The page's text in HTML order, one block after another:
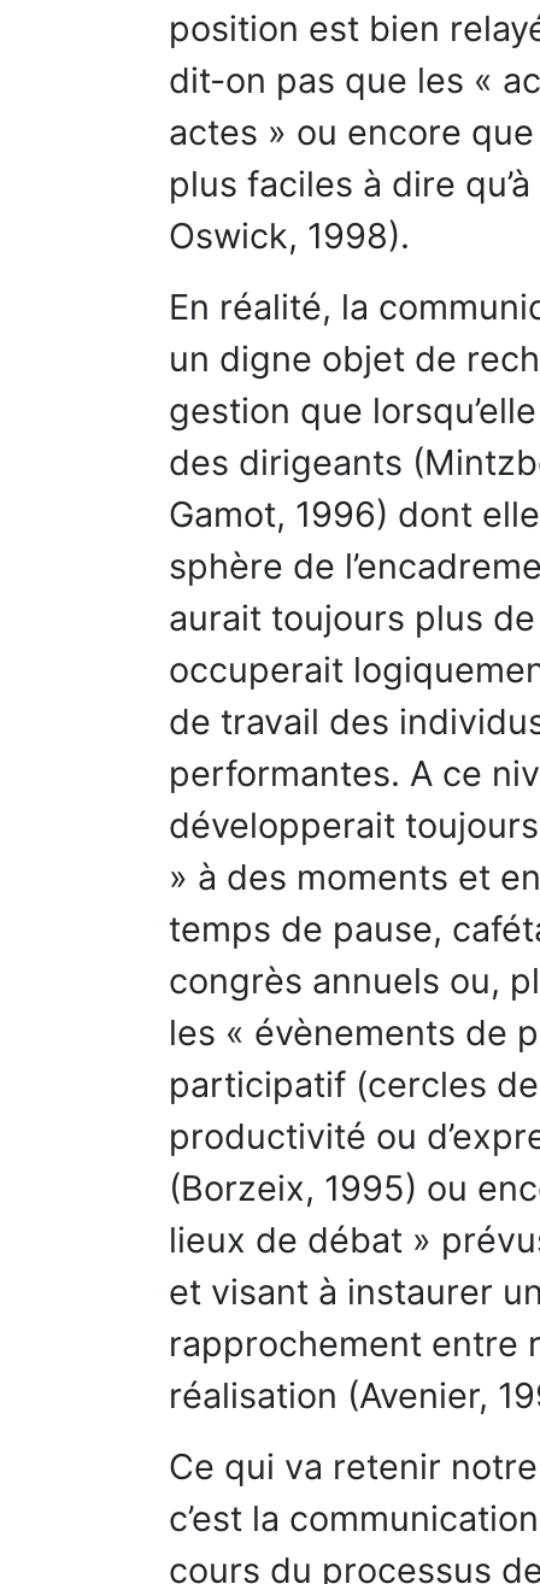
position est bien
dit-on pas que les «
actes » ou encore
plus faciles à dire
Oswick, 1998).
En réalité, la
un digne objet de
gestion que
des dirigeants
Gamot, 1996) dont
sphère de
aurait toujours plus
occuperait
de travail des
performantes. A ce
développerait
» à des moments et
temps de pause,
congrès annuels ou,
les « évènements de
participatif (cercles
productivité ou
(Borzeix, 1995) ou
lieux de débat »
et visant à instaurer
rapprochement entre
réalisation (Avenier,
Ce qui va retenir
c’est la
cours du processus